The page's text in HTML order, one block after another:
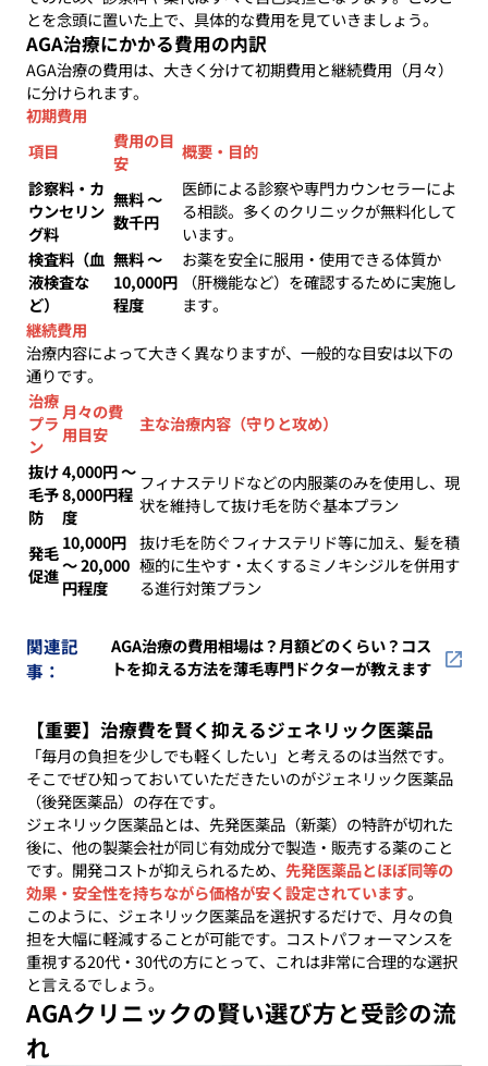
とを念頭に置いた上で、具体的な費用を見ていきましょう。
AGA治療にかかる費用の内訳
AGA治療の費用は、大きく分けて初期費用と継続費用（月々）
に分けられます。
初期費用
項目
費用の目
安
概要・目的
診察料・カ
ウンセリン
グ料
無料 〜
数千円
医師による診察や専門カウンセラーによ
る相談。多くのクリニックが無料化して
います。
検査料（血
液検査な
ど）
無料 〜
10,000円
程度
お薬を安全に服用・使用できる体質か
（肝機能など）を確認するために実施し
ます。
継続費用
治療内容によって大きく異なりますが、一般的な目安は以下の
通りです。
治療
プラ
ン
月々の費
用目安
主な治療内容（守りと攻め）
抜け
毛予
防
4,000円 〜
8,000円程
度
フィナステリドなどの内服薬のみを使用し、現
状を維持して抜け毛を防ぐ基本プラン
発毛
促進
10,000円
〜 20,000
円程度
抜け毛を防ぐフィナステリド等に加え、髪を積
極的に生やす・太くするミノキシジルを併用す
る進行対策プラン
関連記
事：
AGA治療の費用相場は？月額どのくらい？コス
トを抑える方法を薄毛専門ドクターが教えます
【重要】治療費を賢く抑えるジェネリック医薬品
「毎月の負担を少しでも軽くしたい」と考えるのは当然です。
そこでぜひ知っておいていただきたいのがジェネリック医薬品
（後発医薬品）の存在です。
ジェネリック医薬品とは、先発医薬品（新薬）の特許が切れた
後に、他の製薬会社が同じ有効成分で製造・販売する薬のこと
です。開発コストが抑えられるため、 先発医薬品とほぼ同等の
効果・安全性を持ちながら価格が安く設定されています。
このように、ジェネリック医薬品を選択するだけで、月々の負
担を大幅に軽減することが可能です。コストパフォーマンスを
重視する20代・30代の方にとって、これは非常に合理的な選択
と言えるでしょう。
AGAクリニックの賢い選び方と受診の流
れ